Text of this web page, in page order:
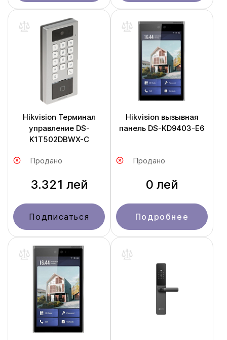
Hikvision Терминал
управление DS-
K1T502DBWX-C
Продано
3.321 лей
Подписаться
Hikvision вызывная
панель DS-KD9403-E6
Продано
0 лей
Подробнее